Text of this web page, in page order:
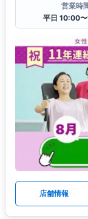
営業時
平日 10:00
店舗情報